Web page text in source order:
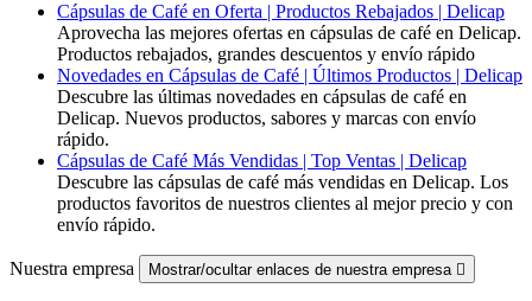
Cápsulas de Café en Oferta | Productos Rebajados | Delicap
Aprovecha las mejores ofertas en cápsulas de café en Delicap.
Productos rebajados, grandes descuentos y envío rápido
Novedades en Cápsulas de Café | Últimos Productos | Delicap
Descubre las últimas novedades en cápsulas de café en
Delicap. Nuevos productos, sabores y marcas con envío
rápido.
Cápsulas de Café Más Vendidas | Top Ventas | Delicap
Descubre las cápsulas de café más vendidas en Delicap. Los
productos favoritos de nuestros clientes al mejor precio y con
envío rápido.
Nuestra empresa Mostrar/ocultar enlaces de nuestra empresa 